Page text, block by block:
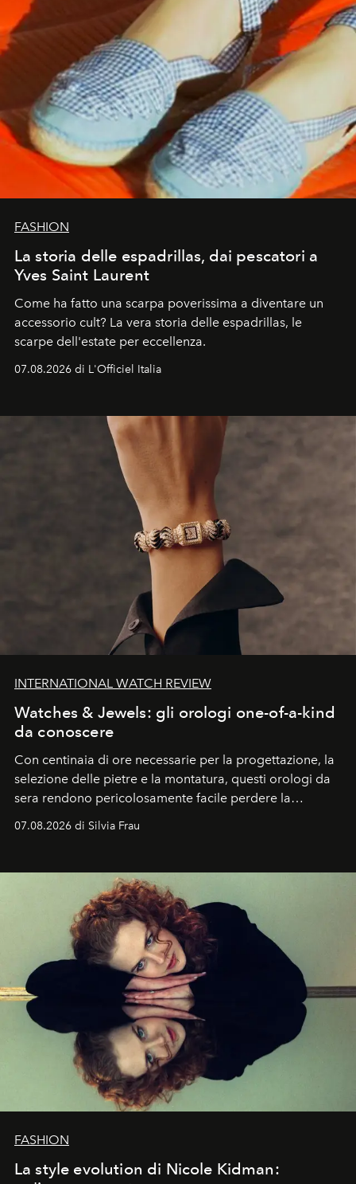
FASHION
La storia delle espadrillas, dai pescatori a
Yves Saint Laurent
Come ha fatto una scarpa poverissima a diventare un
accessorio cult? La vera storia delle espadrillas, le
scarpe dell'estate per eccellenza.
07.08.2026 di L'Officiel Italia
INTERNATIONAL WATCH REVIEW
Watches & Jewels: gli orologi one-of-a-kind
da conoscere
Con centinaia di ore necessarie per la progettazione, la
selezione delle pietre e la montatura, questi orologi da
sera rendono pericolosamente facile perdere la
cognizione del tempo. Ma con quadranti così
07.08.2026 di Silvia Frau
FASHION
La style evolution di Nicole Kidman: